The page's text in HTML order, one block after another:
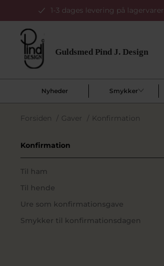
1-3 dages levering på lagervarer
Nyheder Smykker
Forsiden / Gaver / Konfirmation
Konfirmation
Til ham
Til hende
Ure som konfirmationsgave
Smykker til konfirmationsdagen